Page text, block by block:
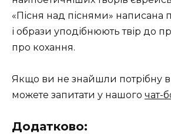
«Пісня над піснями» написана
і образи уподібнюють твір до
про кохання.
Якщо ви не знайшли потрібну
можете запитати у нашого чат-
Додатково: